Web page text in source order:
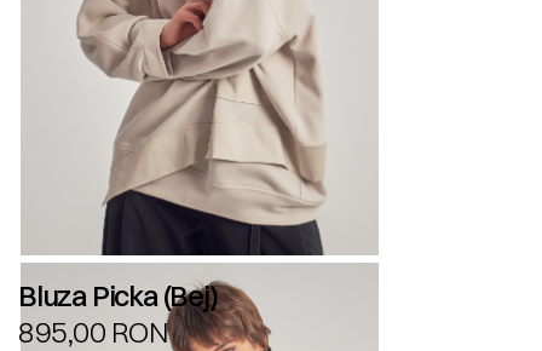
Bluza Picka (Bej)
895,00 RON